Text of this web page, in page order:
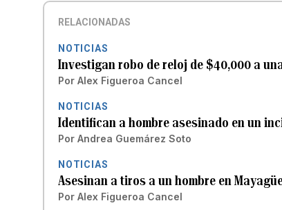
RELACIONADAS
NOTICIAS
Investigan robo de reloj de $40,000 a
Por Alex Figueroa Cancel
NOTICIAS
Identifican a hombre asesinado en un
Por Andrea Guemárez Soto
NOTICIAS
Asesinan a tiros a un hombre en
Por Alex Figueroa Cancel